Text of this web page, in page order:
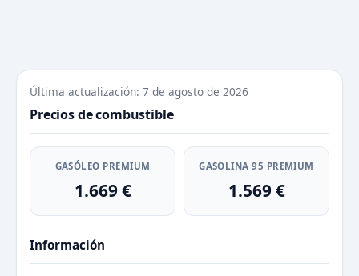
Última actualización: 7 de agosto de 2026
Precios de combustible
GASÓLEO PREMIUM
1.669 €
GASOLINA 95 PREMIUM
1.569 €
Información